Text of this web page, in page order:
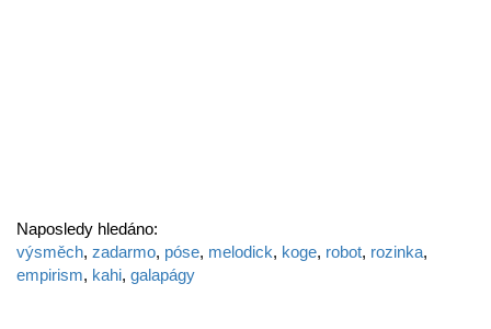
Naposledy hledáno:
výsměch, zadarmo, póse, melodick, koge, robot, rozinka,
empirism, kahi, galapágy